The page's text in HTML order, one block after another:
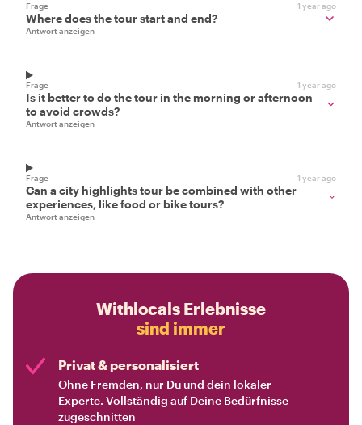
Frage 1 year ago
Where does the tour start and end?
Antwort anzeigen
Frage 1 year ago
Is it better to do the tour in the morning or afternoon
to avoid crowds?
Antwort anzeigen
Frage 1 year ago
Can a city highlights tour be combined with other
experiences, like food or bike tours?
Antwort anzeigen
Withlocals Erlebnisse
sind immer
Privat & personalisiert
Ohne Fremden, nur Du und dein lokaler
Experte. Vollständig auf Deine Bedürfnisse
zugeschnitten